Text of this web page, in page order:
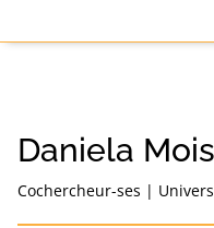
Daniela
Cochercheur-ses |